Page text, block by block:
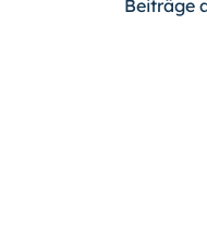
Beiträge